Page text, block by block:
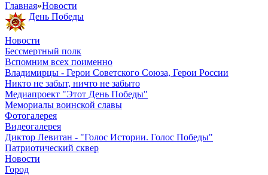
Главная»Новости
День Победы
Новости
Бессмертный полк
Вспомним всех поименно
Владимирцы - Герои Советского Союза, Герои России
Никто не забыт, ничто не забыто
Медиапроект "Этот День Победы"
Мемориалы воинской славы
Фотогалерея
Видеогалерея
Диктор Левитан - "Голос Истории. Голос Победы"
Патриотический сквер
Новости
Город